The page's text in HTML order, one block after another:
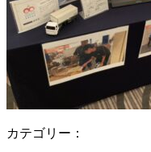
カテゴリー：